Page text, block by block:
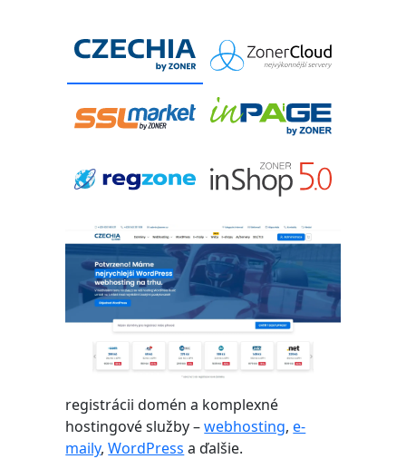
registrácii domén a komplexné
hostingové služby –webhosting,e-
maily,WordPress a ďalšie.